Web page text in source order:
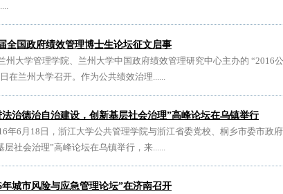
全国政府绩效管理博士生论坛征文启事
大学管理学院、兰州大学中国政府绩效管理研究中心主办的 “2016
在兰州大学召开。作为公共绩效治理......
法治德治自治建设，创新基层社会治理”高峰论坛在乌镇举行
年6月18日，浙江大学公共管理学院与浙江省委党校、桐乡市委市政
层社会治理”高峰论坛在乌镇举行，来......
年城市风险与应急管理论坛”在济南召开